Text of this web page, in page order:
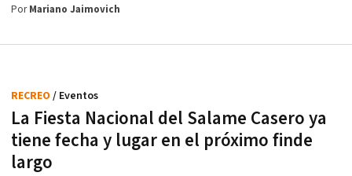
PorMariano Jaimovich
La Fiesta Nacional del Salame Casero ya
tiene fecha y lugar en el próximo finde
largo
RECREO / Eventos